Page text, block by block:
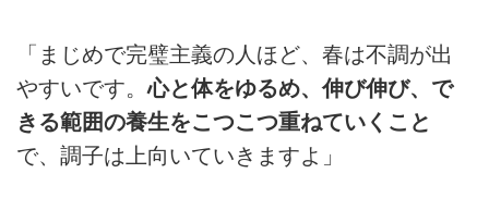
「まじめで完璧主義の人ほど、春は不調が出
やすいです。心と体をゆるめ、伸び伸び、で
きる範囲の養生をこつこつ重ねていくこと
で、調子は上向いていきますよ」